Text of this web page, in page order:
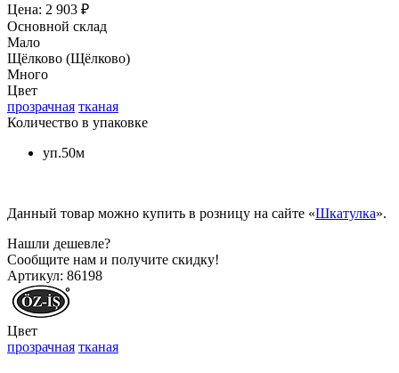
Цена: 2 903 ₽
Основной склад
Мало
Щёлково (Щёлково)
Много
Цвет
прозрачная тканая
Количество в упаковке
уп.50м
Данный товар можно купить в розницу на сайте «Шкатулка».
Нашли дешевле?
Сообщите нам и получите скидку!
Артикул: 86198
Цвет
прозрачная тканая